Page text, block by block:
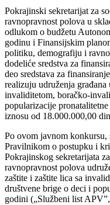
Pokrajinski sekretarijat za
ravnopravnost polova u
odlukom o budžetu
godinu i Finansijskim
politiku, demografiju i
dodeliće sredstva za
deo sredstava za
realizuju udruženja građana
invaliditetom, boračko-
popularizacije
iznosu od 18.000.000,00
Po ovom javnom konkursu,
Pravilnikom o postupku i
Pokrajinskog sekretarijata
ravnopravnost polova
zaštite i zaštite lica sa
društvene brige o deci i
godini („Službeni list